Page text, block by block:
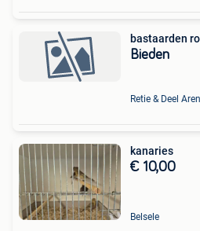
bastaarden
Bieden
kanaries
€ 10,00
Belsele